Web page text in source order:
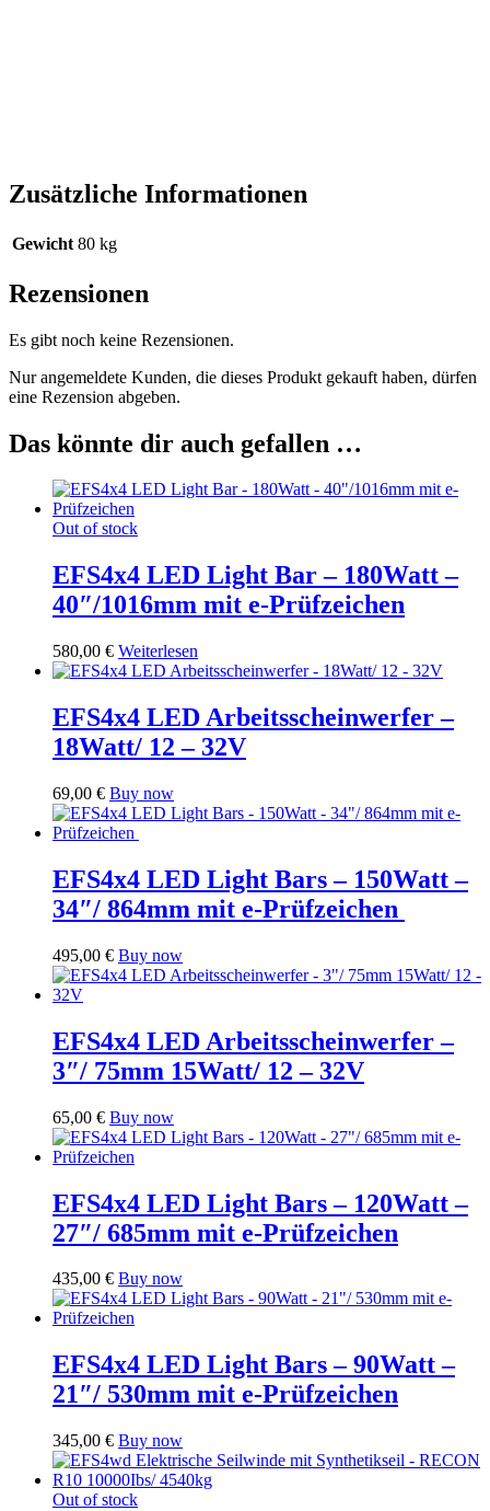
Zusätzliche Informationen
Gewicht 80 kg
Rezensionen
Es gibt noch keine Rezensionen.
Nur angemeldete Kunden, die dieses Produkt gekauft haben, dürfen
eine Rezension abgeben.
Das könnte dir auch gefallen …
Out of stock
EFS4x4 LED Light Bar – 180Watt –
40″/1016mm mit e-Prüfzeichen
580,00 € Weiterlesen
EFS4x4 LED Arbeitsscheinwerfer –
18Watt/ 12 – 32V
69,00 € Buy now
EFS4x4 LED Light Bars – 150Watt –
34″/ 864mm mit e-Prüfzeichen
495,00 € Buy now
EFS4x4 LED Arbeitsscheinwerfer –
3″/ 75mm 15Watt/ 12 – 32V
65,00 € Buy now
EFS4x4 LED Light Bars – 120Watt –
27″/ 685mm mit e-Prüfzeichen
435,00 € Buy now
EFS4x4 LED Light Bars – 90Watt –
21″/ 530mm mit e-Prüfzeichen
345,00 € Buy now
Out of stock